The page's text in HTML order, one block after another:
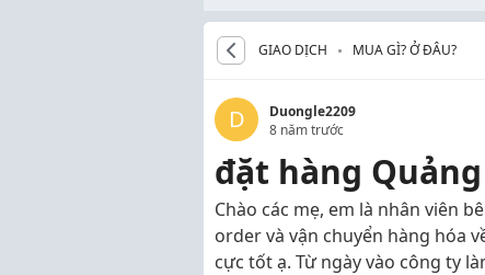
GIAO DỊCH MUA GÌ? Ở ĐÂU?
D
Duongle2209
8 năm trước
đặt hàng
Chào các mẹ, em là nhân viên
order và vận chuyển hàng hóa
cực tốt ạ. Từ ngày vào công ty